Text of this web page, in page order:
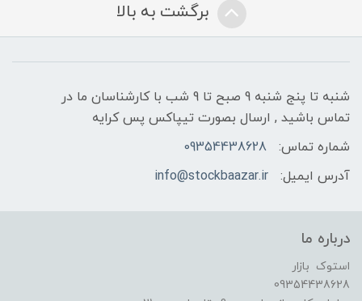
برگشت به بالا
شنبه تا پنج شنبه 9 صبح تا 9 شب با کارشناسان ما در
تماس باشید , ارسال بصورت تیپاکس پس کرایه
شماره تماس:
09354438628
آدرس ایمیل:
info@stockbaazar.ir
درباره ما
استوک بازار
09354438628